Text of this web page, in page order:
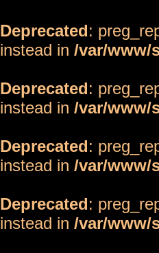
Deprecated:
instead in /var/www/
Deprecated:
instead in /var/www/
Deprecated:
instead in /var/www/
Deprecated:
instead in /var/www/